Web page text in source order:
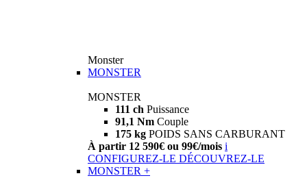
Monster
MONSTER
MONSTER
111 ch Puissance
91,1 Nm Couple
175 kg POIDS SANS CARBURANT
À partir 12 590€ ou 99€/mois i
CONFIGUREZ-LE DÉCOUVREZ-LE
MONSTER +